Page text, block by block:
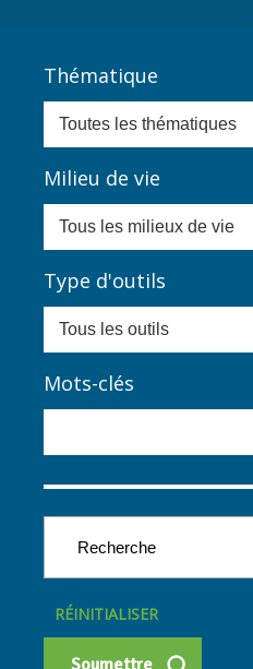
Thématique
Milieu de vie
Type d'outils
Mots-clés
RÉINITIALISER